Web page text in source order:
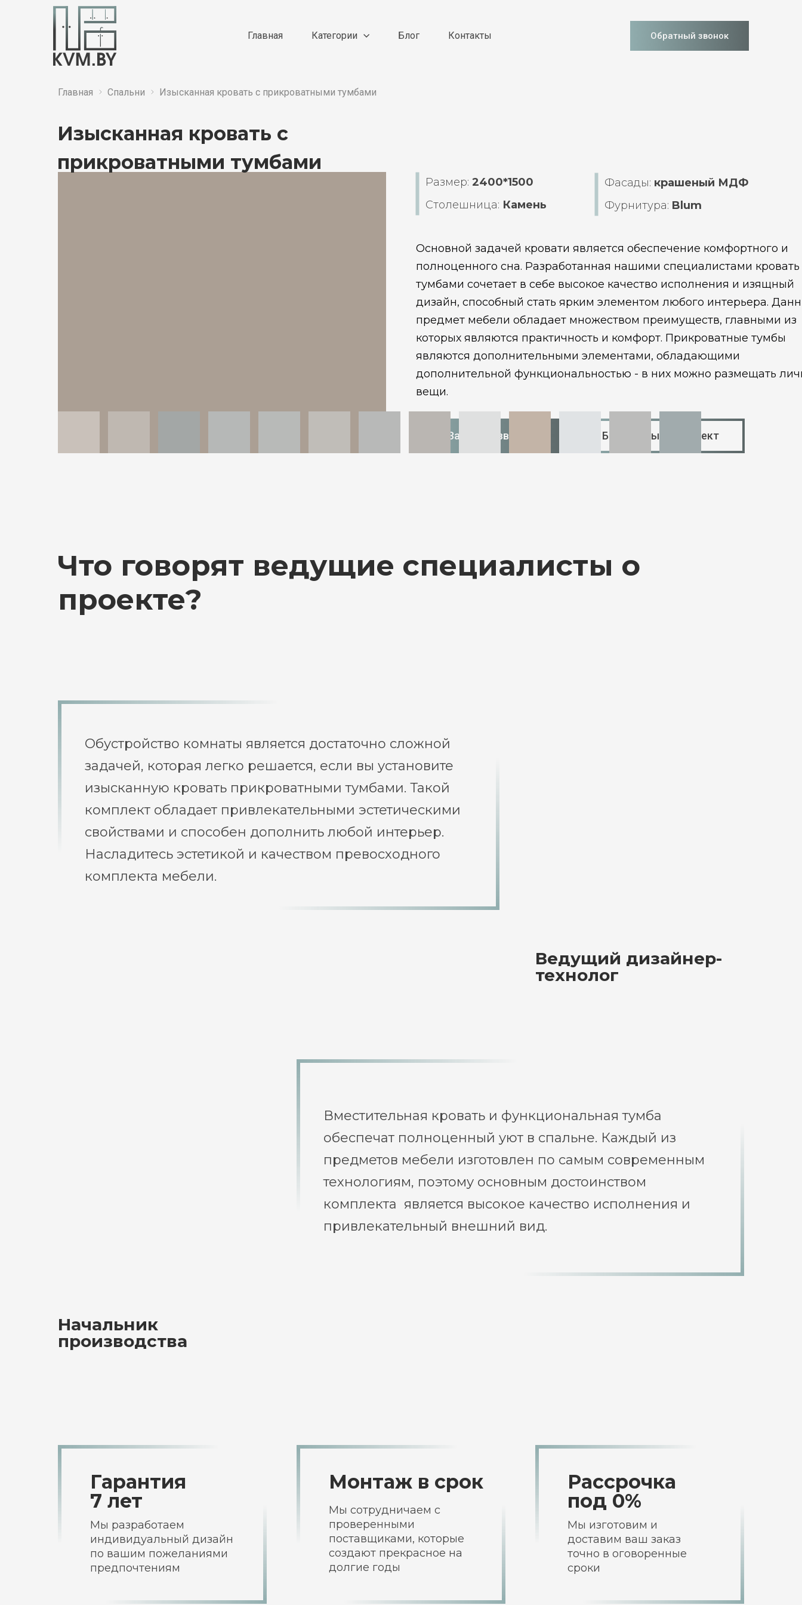
Главная Категории Блог Контакты Обратный звонок
Изысканная кровать с
прикроватными тумбами
Главная Спальни Изысканная кровать с прикроватными тумбами
Бесплатный 3D проект
Заказать звонок
Фурнитура: Blum
Основной задачей кровати является обеспечение комфортного и
полноценного сна. Разработанная нашими специалистами кровать
тумбами сочетает в себе высокое качество исполнения и изящный
дизайн, способный стать ярким элементом любого интерьера.
предмет мебели обладает множеством преимуществ, главными из
которых являются практичность и комфорт. Прикроватные тумбы
являются дополнительными элементами, обладающими
дополнительной функциональностью - в них можно размещать
вещи.
Столешница: Камень
Фасады: крашеный МДФ
Размер: 2400*1500
Вместительная кровать и функциональная тумба
обеспечат полноценный уют в спальне. Каждый из
предметов мебели изготовлен по самым современным
технологиям, поэтому основным достоинством
комплекта является высокое качество исполнения и
привлекательный внешний вид.
Обустройство комнаты является достаточно сложной
задачей, которая легко решается, если вы установите
изысканную кровать прикроватными тумбами. Такой
комплект обладает привлекательными эстетическими
свойствами и способен дополнить любой интерьер.
Насладитесь эстетикой и качеством превосходного
комплекта мебели.
Начальник
производства
Ведущий дизайнер-
технолог
Что говорят ведущие специалисты о
проекте?
Мы изготовим и
доставим ваш заказ
точно в оговоренные
сроки
Мы сотрудничаем с
проверенными
поставщиками, которые
создают прекрасное на
долгие годы
Мы разработаем
индивидуальный дизайн
по вашим пожеланиями
предпочтениям
Рассрочка
под 0%
Монтаж в срок
Гарантия
7 лет